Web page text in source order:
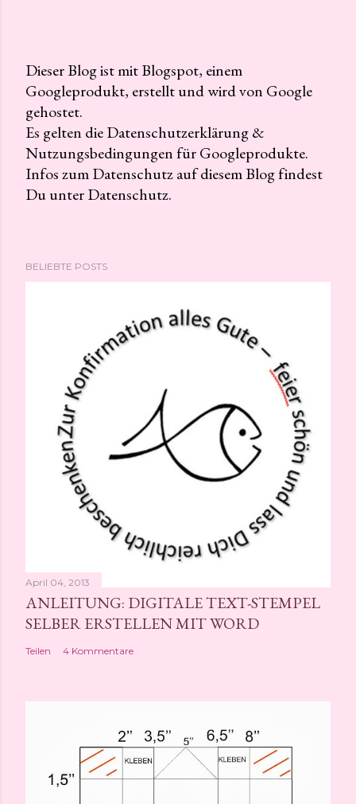
K
o
m
m
e
n
v
n
Dieser Blog ist mit Blogspot, einem
Googleprodukt, erstellt und wird von Google
gehostet.
Es gelten die Datenschutzerklärung &
Nutzungsbedingungen für Googleprodukte.
Infos zum Datenschutz auf diesem Blog findest
Du unter Datenschutz.
BELIEBTE POSTS
April 04, 2013
ANLEITUNG: DIGITALE TEXT-STEMPEL
SELBER ERSTELLEN MIT WORD
Teilen 4 Kommentare